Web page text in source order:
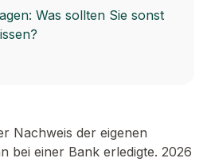
Was sollten Sie sonst
Nachweis der eigenen
bei einer Bank erledigte. 2026